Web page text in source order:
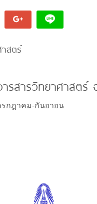
สตร์
ารสารวิทยาศาสตร์
รกฎาคม-กันยายน